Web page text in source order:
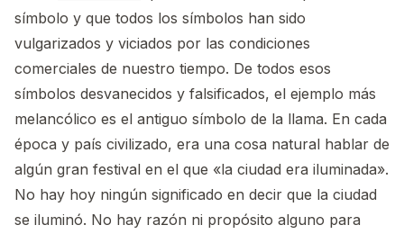
símbolo y que todos los símbolos han sido
vulgarizados y viciados por las condiciones
comerciales de nuestro tiempo. De todos esos
símbolos desvanecidos y falsificados, el ejemplo más
melancólico es el antiguo símbolo de la llama. En cada
época y país civilizado, era una cosa natural hablar de
algún gran festival en el que «la ciudad era iluminada».
No hay hoy ningún significado en decir que la ciudad
se iluminó. No hay razón ni propósito alguno para